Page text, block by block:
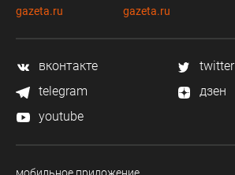
gazeta.ru
gazeta.ru
вконтакте
twitter
telegram
дзен
youtube